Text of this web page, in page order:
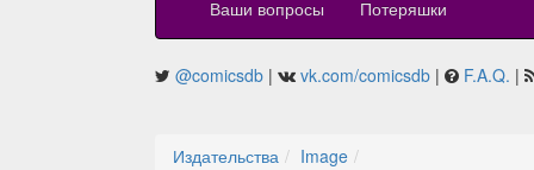
Ваши вопросы Потеряшки
@comicsdb | vk.com/comicsdb | F.A.Q. |
Издательства Image